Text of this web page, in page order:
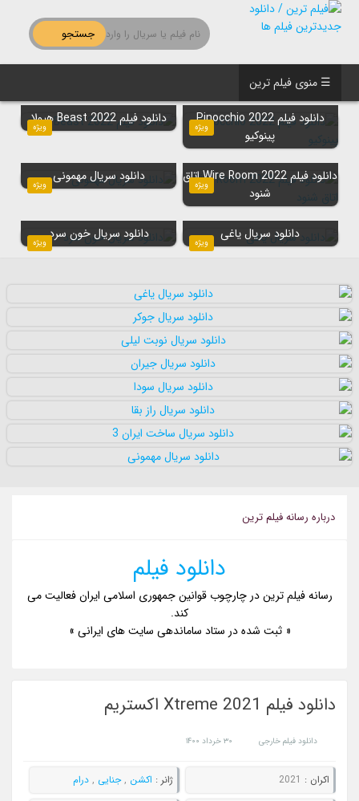
جستجو
☰ منوی فیلم ترین
ویژه
دانلود فیلم Pinocchio 2022
پینوکیو
ویژه
دانلود فیلم Beast 2022 هیولا
ویژه
دانلود فیلم Wire Room 2022 اتاق
شنود
ویژه
دانلود سریال مهمونی
ویژه
دانلود سریال یاغی
ویژه
دانلود سریال خون سرد
درباره رسانه فيلم ترين
دانلود فیلم
رسانه فیلم ترین در چارچوب قوانین جمهوری اسلامی ایران فعالیت می
کند.
« ثبت شده در ستاد ساماندهی سایت های ایرانی »
دانلود فیلم Xtreme 2021 اکستریم
دانلود فیلم خارجی ۳۰ خرداد ۱۴۰۰
اکران : 2021 ژانر : اکشن ,جنایی , درام